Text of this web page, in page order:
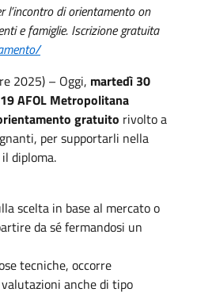
l’incontro di orientamento on
e famiglie. Iscrizione gratuita
2025) – Oggi, martedì 30
AFOL Metropolitana
gratuito rivolto a
per supportarli nella
diploma.
scelta in base al mercato o
da sé fermandosi un
tecniche, occorre
anche di tipo